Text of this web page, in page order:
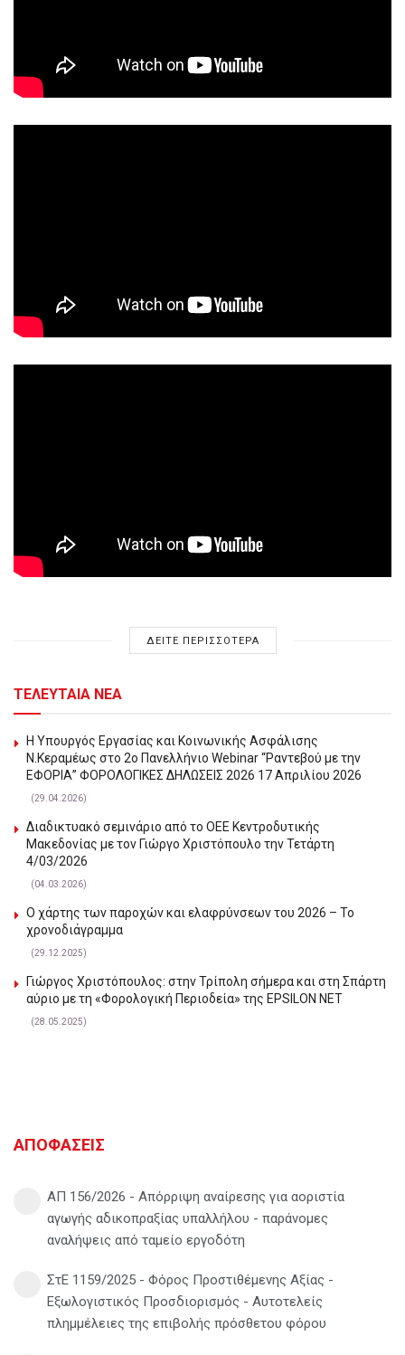
ΔΕΙΤΕ ΠΕΡΙΣΣΟΤΕΡΑ
ΤΕΛΕΥΤΑΙΑ ΝΕΑ
Η Υπουργός Εργασίας και Κοινωνικής Ασφάλισης
Ν.Κεραμέως στο 2o Πανελλήνιο Webinar “Ραντεβού με την
ΕΦΟΡΙΑ” ΦΟΡΟΛΟΓΙΚΕΣ ΔΗΛΩΣΕΙΣ 2026 17 Απριλίου 2026
(29.04.2026)
Διαδικτυακό σεμινάριο από το ΟΕΕ Κεντροδυτικής
Μακεδονίας με τον Γιώργο Χριστόπουλο την Τετάρτη
4/03/2026
(04.03.2026)
Ο χάρτης των παροχών και ελαφρύνσεων του 2026 – Το
χρονοδιάγραμμα
(29.12.2025)
Γιώργος Χριστόπουλος: στην Τρίπολη σήμερα και στη Σπάρτη
αύριο με τη «Φορολογική Περιοδεία» της EPSILON NET
(28.05.2025)
ΑΠΟΦΑΣΕΙΣ
ΑΠ 156/2026 - Απόρριψη αναίρεσης για αοριστία
αγωγής αδικοπραξίας υπαλλήλου - παράνομες
αναλήψεις από ταμείο εργοδότη
ΣτΕ 1159/2025 - Φόρος Προστιθέμενης Αξίας -
Εξωλογιστικός Προσδιορισμός - Αυτοτελείς
πλημμέλειες της επιβολής πρόσθετου φόρου